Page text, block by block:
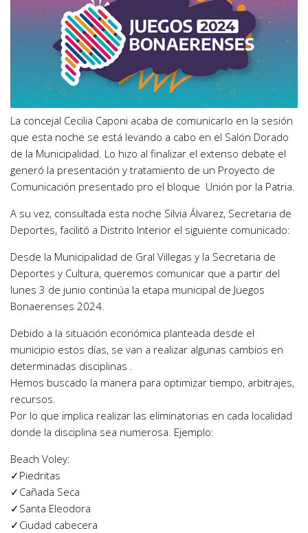
La concejal Cecilia Caponi acaba de comunicarlo en la sesión
que esta noche se está levando a cabo en el Salón Dorado
de la Municipalidad. Lo hizo al finalizar el extenso debate el
generó la presentación y tratamiento de un Proyecto de
Comunicación presentado pro el bloque Unión por la Patria.
A su vez, consultada esta noche Silvia Álvarez, Secretaria de
Deportes, facilitó a Distrito Interior el siguiente comunicado:
Desde la Municipalidad de Gral Villegas y la Secretaria de
Deportes y Cultura, queremos comunicar que a partir del
lunes 3 de junio continúa la etapa municipal de Juegos
Bonaerenses 2024.
Debido a la situación económica planteada desde el
municipio estos días, se van a realizar algunas cambios en
determinadas disciplinas .
Hemos buscado la manera para optimizar tiempo, arbitrajes,
recursos.
Por lo que implica realizar las eliminatorias en cada localidad
donde la disciplina sea numerosa. Ejemplo:
Beach Voley:
✓Piedritas
✓Cañada Seca
✓Santa Eleodora
✓Ciudad cabecera